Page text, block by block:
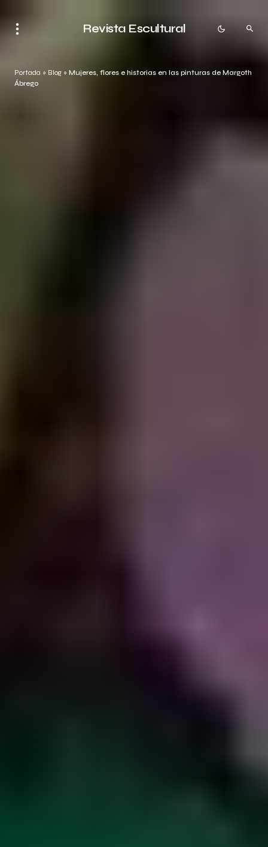
Revista Escultural
Portada » Blog » Mujeres, flores e historias en las pinturas de Margoth
Ábrego